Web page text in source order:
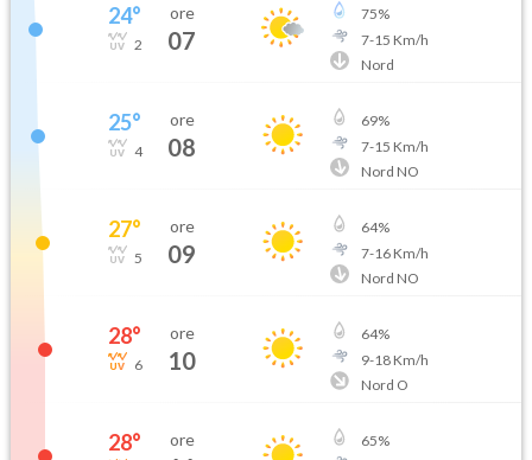
24°
2
ore
07
75%
7-15 Km/h
Nord
25°
4
ore
08
69%
7-15 Km/h
Nord NO
27°
5
ore
09
64%
7-16Km/h
Nord NO
28°
6
ore
10
64%
9-18Km/h
Nord O
28° ore 65%